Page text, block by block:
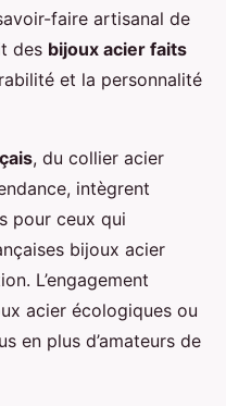
faire artisanal de
des bijoux acier faits
et la personnalité
, du collier acier
intègrent
pour ceux qui
bijoux acier
L’engagement
acier écologiques ou
en plus d’amateurs de